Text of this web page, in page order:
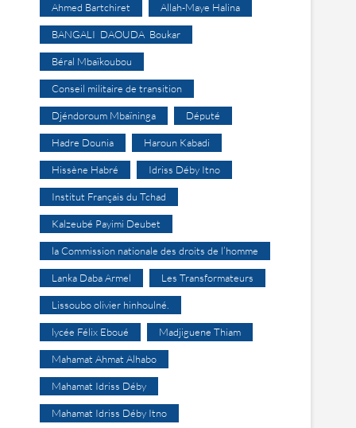
Ahmed Bartchiret Allah-Maye Halina
BANGALI DAOUDA Boukar
Béral Mbaïkoubou
Conseil militaire de transition
Djéndoroum Mbaïninga Député
Hadre Dounia Haroun Kabadi
Hissène Habré Idriss Déby Itno
Institut Français du Tchad
Kalzeubé Payimi Deubet
la Commission nationale des droits de l’homme
Lanka Daba Armel Les Transformateurs
Lissoubo olivier hinhoulné.
lycée Félix Eboué Madjiguene Thiam
Mahamat Ahmat Alhabo
Mahamat Idriss Déby
Mahamat Idriss Déby Itno